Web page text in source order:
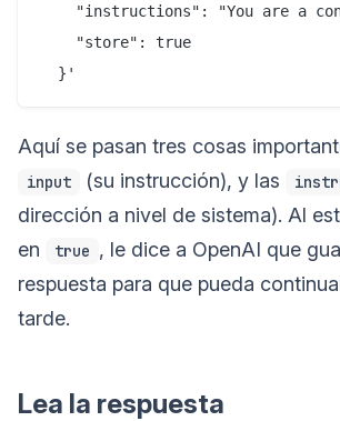
"instructions": "You are a
    "store": true
Aquí se pasan tres cosas
input (su instrucción), y las
dirección a nivel de sistema). Al
en true , le dice a OpenAI que
respuesta para que pueda
tarde.
Lea la respuesta